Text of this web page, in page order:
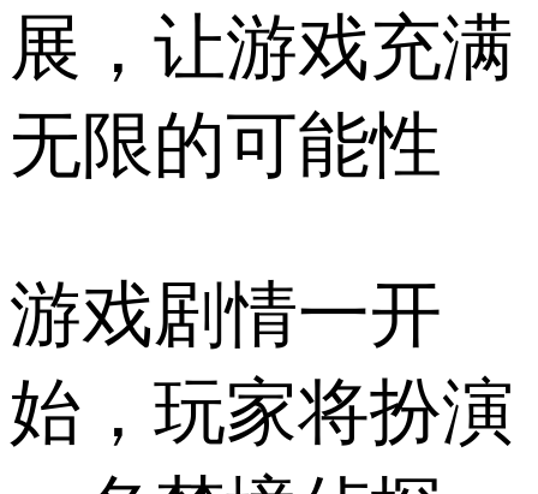
展，让游戏充满
无限的可能性
游戏剧情一开
始，玩家将扮演